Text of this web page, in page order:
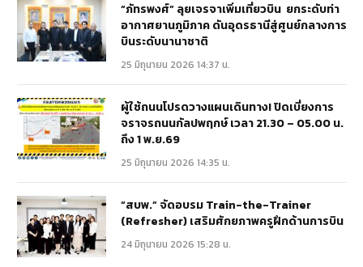
“ภัทรพงศ์” ลุยเจรจาเพิ่มเที่ยวบิน ยกระดับท่า
อากาศยานภูมิภาค ดันอุดรธานีสู่ศูนย์กลางการ
บินระดับนานาชาติ
25 มิถุนายน 2026 14:37 น.
ผู้ใช้ถนนโปรดวางแผนเดินทาง! ปิดเบี่ยงการ
จราจรถนนกัลปพฤกษ์ เวลา 21.30 – 05.00 น.
ถึง 1 พ.ย.69
25 มิถุนายน 2026 14:35 น.
“สบพ.” จัดอบรม Train-the-Trainer
(Refresher) เสริมศักยภาพครูฝึกด้านการบิน
24 มิถุนายน 2026 15:28 น.